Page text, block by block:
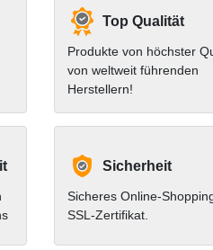
Top Qualität
Produkte von höchster
von weltweit führenden
Herstellern!
Sicherheit
Sicheres Online-
SSL-Zertifikat.